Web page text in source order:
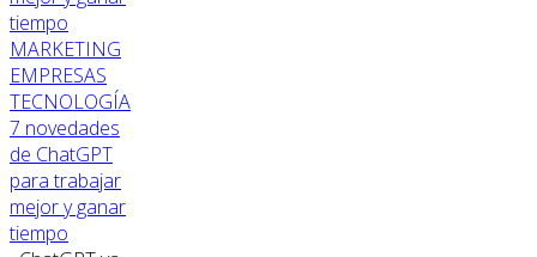
MARKETING
EMPRESAS
TECNOLOGÍA
7 novedades
de ChatGPT
para trabajar
mejor y ganar
tiempo